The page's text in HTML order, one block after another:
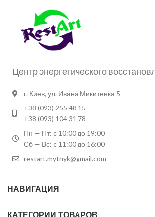
Центр энергетического
г. Киев, ул. Ивана Микитенка 5
+38 (093) 255 48 15
+38 (093) 104 31 78
Пн — Пт: c 10:00 до 19:00
Сб — Вс: c 11:00 до 16:00
restart.mytnyk@gmail.com
НАВИГАЦИЯ